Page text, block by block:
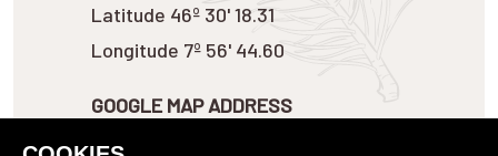
Latitude 46º 30' 18.31
Longitude 7º 56' 44.60
GOOGLE MAP ADDRESS